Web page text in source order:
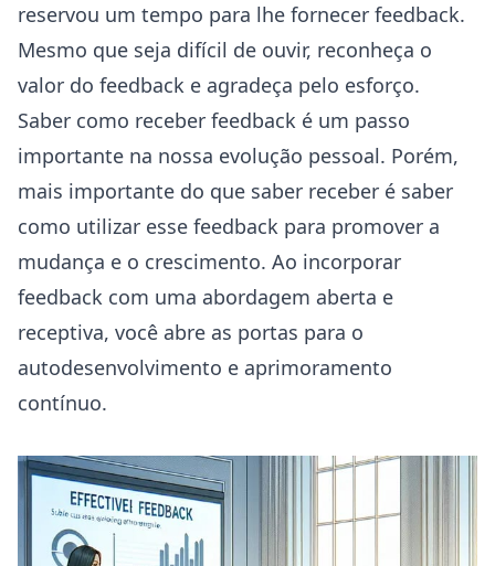
reservou um tempo para lhe fornecer feedback.
Mesmo que seja difícil de ouvir, reconheça o
valor do feedback e agradeça pelo esforço.
Saber como receber feedback é um passo
importante na nossa evolução pessoal. Porém,
mais importante do que saber receber é saber
como utilizar esse feedback para promover a
mudança e o crescimento. Ao incorporar
feedback com uma abordagem aberta e
receptiva, você abre as portas para o
autodesenvolvimento e aprimoramento
contínuo.